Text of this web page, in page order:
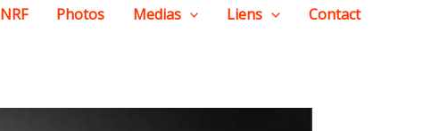
NRF Photos Medias Liens Contact